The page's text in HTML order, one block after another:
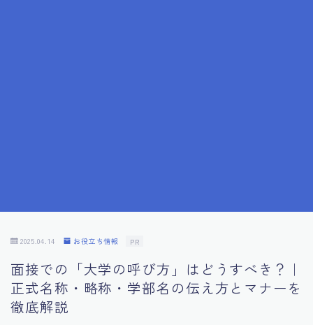
10.フィードバックを活用する方法
11.オンライン面接の成功への鍵
12.転職先企業の文化を深く理解する
2025.04.14 お役立ち情報 PR
面接での「大学の呼び方」はどうすべき？｜
正式名称・略称・学部名の伝え方とマナーを
徹底解説